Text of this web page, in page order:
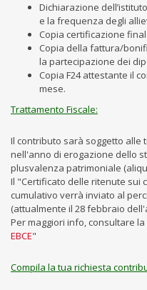
Dichiarazione
e la frequenza degli
Copia certificazione
Copia della fattura/
la partecipazione dei
Copia F24 attestante il
mese.
Trattamento Fiscale:
Il contributo sarà soggetto alle
nell'anno di erogazione dello
plusvalenza patrimoniale
Il "Certificato delle ritenute sui
cumulativo verrà inviato al
(attualmente il 28 febbraio
Per maggiori info, consultare
EBCE"
Compila la tua richiesta